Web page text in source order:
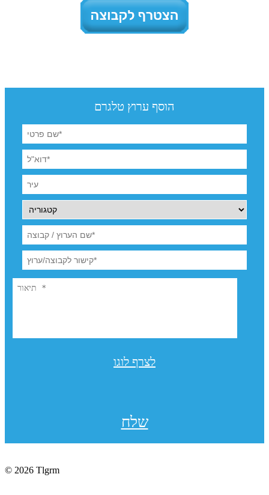
הוסף ערוץ טלגרם
לצרף לוגו
שלח
© 2026 Tlgrm